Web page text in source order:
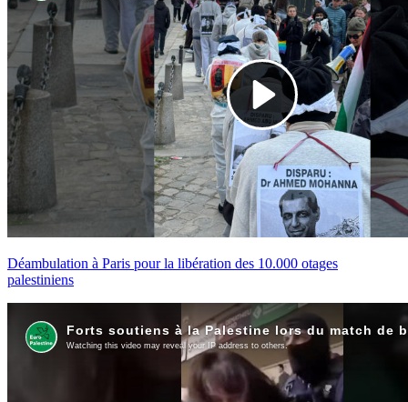
Déambulation à Paris pour la libération des 10.000 otages
palestiniens